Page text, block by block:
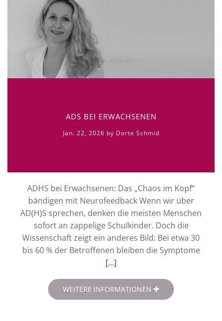
ADS BEI ERWACHSENEN
Jan. 22, 2026 by Dorte Schmid
ADHS bei Erwachsenen: Das „Chaos im Kopf“
bändigen mit Neurofeedback Wenn wir über
AD(H)S sprechen, denken die meisten Menschen
sofort an zappelige Schulkinder. Doch die
Wissenschaft zeigt ein anderes Bild: Bei etwa 30
bis 60 % der Betroffenen bleiben die Symptome
[...]
WEITERE INFORMATIONEN